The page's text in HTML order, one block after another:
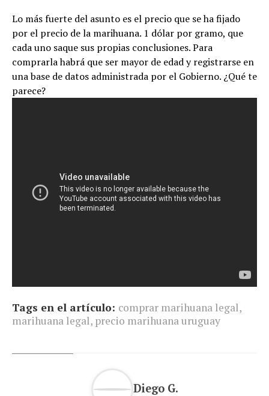
Lo más fuerte del asunto es el precio que se ha fijado
por el precio de la marihuana. 1 dólar por gramo, que
cada uno saque sus propias conclusiones. Para
comprarla habrá que ser mayor de edad y registrarse en
una base de datos administrada por el Gobierno. ¿Qué te
parece?
Tags en el artículo: comprar marihuana legal,
marihuana legal, precio marihuana uruguay
Diego G.